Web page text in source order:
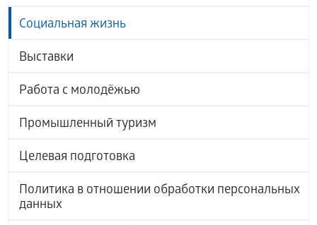
Социальная жизнь
Выставки
Работа с молодёжью
Промышленный туризм
Целевая подготовка
Политика в отношении обработки персональных
данных